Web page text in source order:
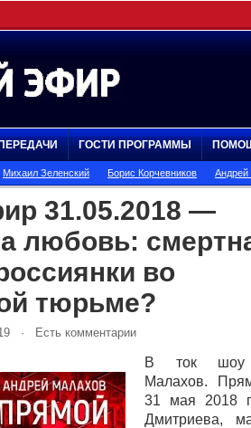
ГОСТИ ПРОГРАММЫ
Михаил Зеленский Борис Корчевников
31.05.2018 —
любовь:
во
тюрьме?
· Есть комментарии
В ток шоу
Малахов.
31 мая 2018
Дмитриева,